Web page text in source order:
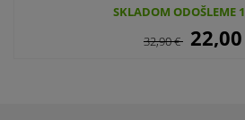
SKLADOM ODOŠLEME
32,90€ 22,00